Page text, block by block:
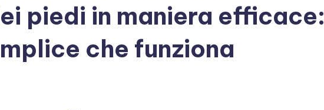
piedi in maniera efficace:
che funziona